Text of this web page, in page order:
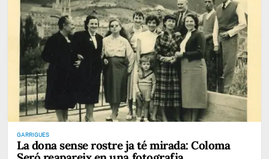
GARRIGUES
La dona sense rostre ja té mirada: Coloma